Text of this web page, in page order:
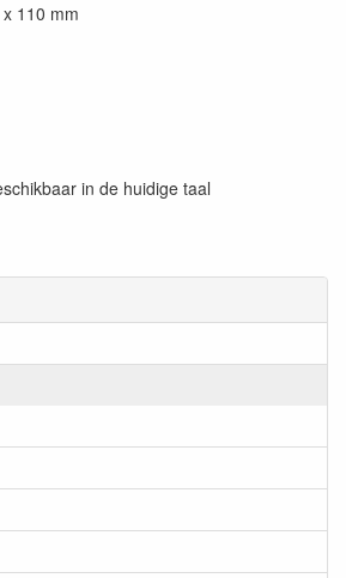
110 mm
in de huidige taal